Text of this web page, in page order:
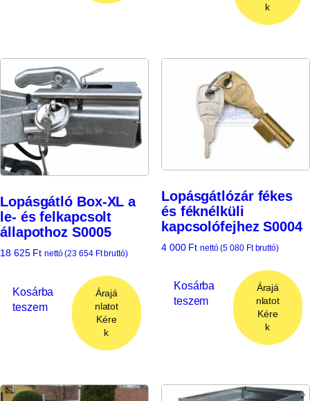
k
Lopásgátló Box-XL a
le- és felkapcsolt
állapothoz S0005
18 625 Ft nettó (23 654 Ftbruttó)
Kosárba
teszem
Árajá
nlatot
Kére
k
Lopásgátlózár fékes
és féknélküli
kapcsolófejhez S0004
4 000 Ft nettó (5 080 Ftbruttó)
Kosárba
teszem
Árajá
nlatot
Kére
k